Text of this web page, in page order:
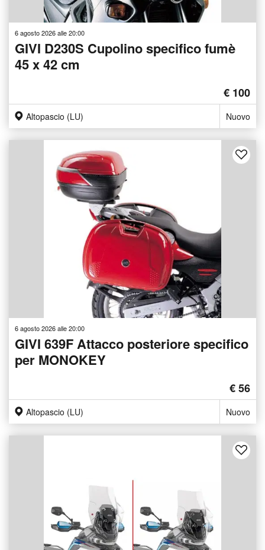
6 agosto 2026 alle 20:00
GIVI D230S Cupolino specifico fumè
45 x 42 cm
€ 100
Altopascio (LU) Nuovo
6 agosto 2026 alle 20:00
GIVI 639F Attacco posteriore specifico
per MONOKEY
€ 56
Altopascio (LU) Nuovo